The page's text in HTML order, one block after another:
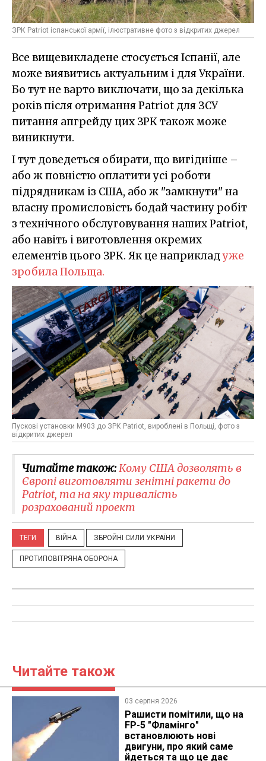
ЗРК Patriot іспанської армії, ілюстративне фото з відкритих джерел
Все вищевикладене стосується Іспанії, але
може виявитись актуальним і для України.
Бо тут не варто виключати, що за декілька
років після отримання Patriot для ЗСУ
питання апгрейду цих ЗРК також може
виникнути.
І тут доведеться обирати, що вигідніше –
або ж повністю оплатити усі роботи
підрядникам із США, або ж "замкнути" на
власну промисловість бодай частину робіт
з технічного обслуговування наших Patriot,
або навіть і виготовлення окремих
елементів цього ЗРК. Як це наприкладуже
зробила Польща.
Пускові установки M903 до ЗРК Patriot, вироблені в Польщі, фото з
відкритих джерел
Читайте також:Кому США дозволять в
Європі виготовляти зенітні ракети до
Patriot, та на яку тривалість
розрахований проект
ТЕГИ ВІЙНА ЗБРОЙНІ СИЛИ УКРАЇНИ
ПРОТИПОВІТРЯНА ОБОРОНА
Читайте також
03 серпня 2026
Рашисти помітили, що на
FP-5 "Фламінго"
встановлюють нові
двигуни, про який саме
йдеться та що це дає